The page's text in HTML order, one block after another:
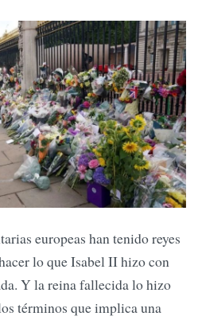
europeas han tenido reyes
lo que Isabel II hizo con
Y la reina fallecida lo hizo
términos que implica una